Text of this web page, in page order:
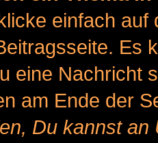
einfach
Es
eine Nachricht
am Ende der
Du kannst